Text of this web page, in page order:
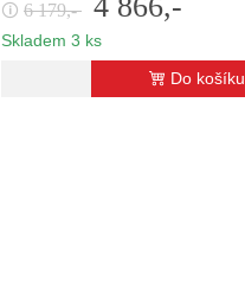
🛈 6 179,-
Skladem 3 ks
Do košíku